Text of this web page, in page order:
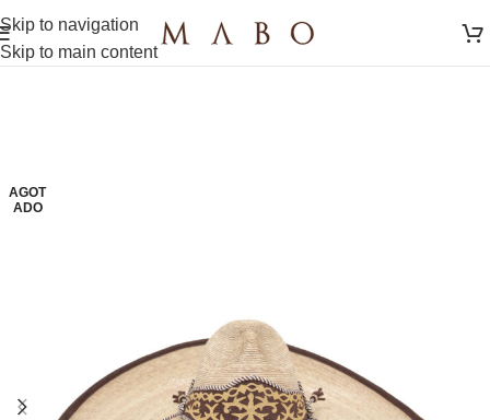
Skip to navigation
Skip to main content
AGOT
ADO